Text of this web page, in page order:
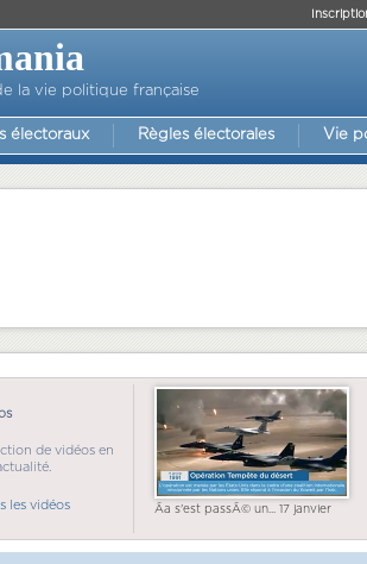
la vie politique française
électoraux Règles électorales Vie
de vidéos en
les vidéos Ãa s'est passÃ© un... 17 janvier